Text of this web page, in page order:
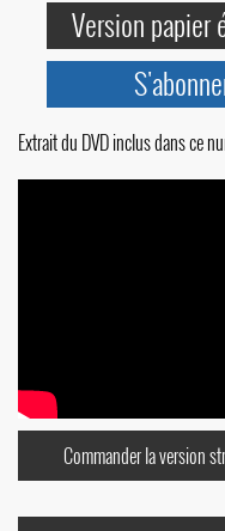
Version papier
Extrait du DVD inclus dans ce
Commander la version